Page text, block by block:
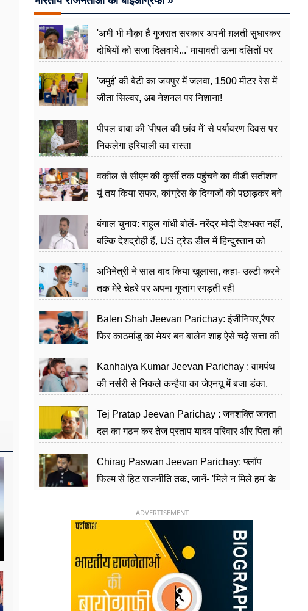
'अभी भी मौक़ा है गुजरात सरकार अपनी ग़लती सुधारकर
दोषियों को सजा दिलवाये...' मायावती ऊना दलितों पर
'जमुई' की बेटी का जयपुर में जलवा, 1500 मीटर रेस में
जीता सिल्वर, अब नेशनल पर निशाना!
पीपल बाबा की 'पीपल की छांव में' से पर्यावरण दिवस पर
निकलेगा हरियाली का रास्ता
वकील से सीएम की कुर्सी तक पहुंचने का वीडी सतीशन
यूं तय किया सफर, कांग्रेस के दिग्गजों को पछाड़कर बने
बंगाल चुनाव: राहुल गांधी बोलें- नरेंद्र मोदी देशभक्त नहीं,
बल्कि देशद्रोही हैं, US ट्रेड डील में हिन्दुस्तान को
अभिनेत्री ने साल बाद किया खुलासा, कहा- उल्टी करने
तक मेरे चेहरे पर अपना गुप्तांग रगड़ती रही
Balen Shah Jeevan Parichay: इंजीनियर,रैपर
फिर काठमांडू का मेयर बन बालेन शाह ऐसे चढ़े सत्ता की
Kanhaiya Kumar Jeevan Parichay : वामपंथ
की नर्सरी से निकले कन्हैया का जेएनयू में बजा डंका,
Tej Pratap Jeevan Parichay : जनशक्ति जनता
दल का गठन कर तेज प्रताप यादव परिवार और पिता की
Chirag Paswan Jeevan Parichay: फ्लॉप
फिल्म से हिट राजनीति तक, जानें- 'मिले न मिले हम' के
ADVERTISEMENT